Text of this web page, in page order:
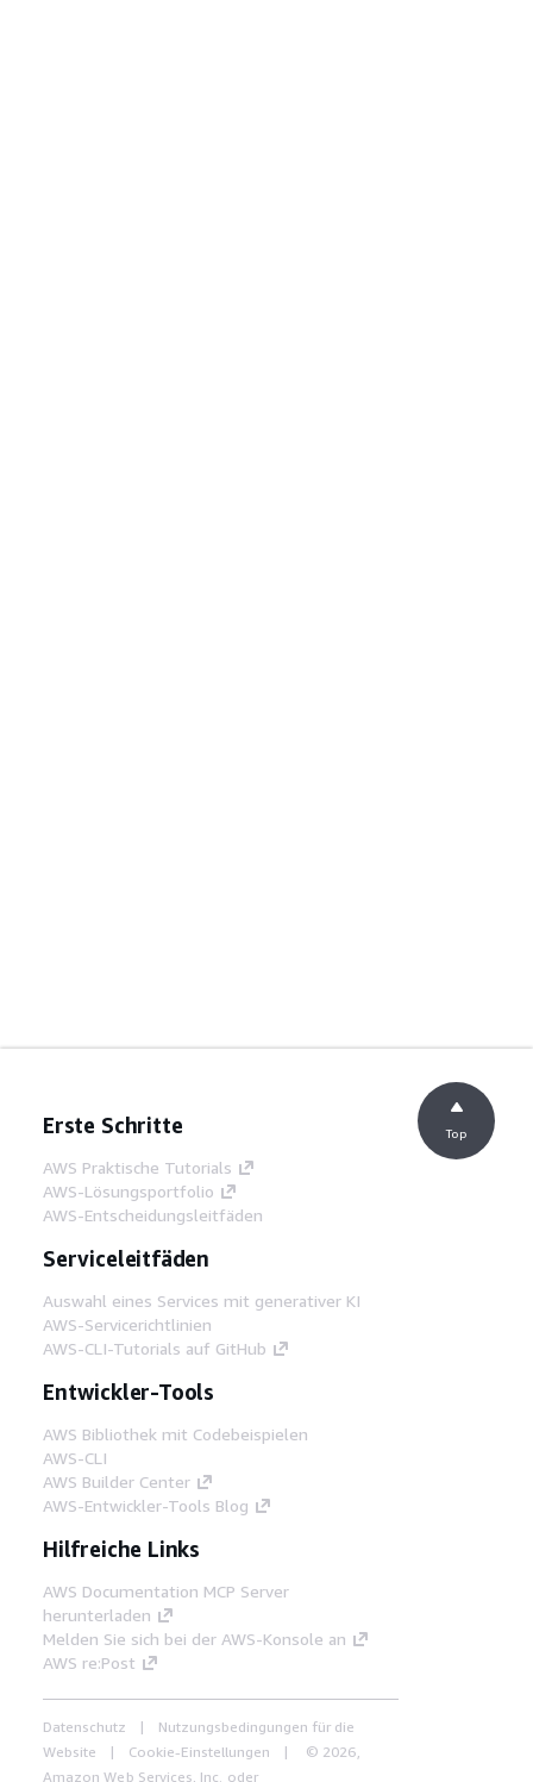
Erste Schritte
AWS Praktische Tutorials
AWS-Lösungsportfolio
AWS-Entscheidungsleitfäden
Serviceleitfäden
Auswahl eines Services mit generativer KI
AWS-Servicerichtlinien
AWS-CLI-Tutorials auf GitHub
Entwickler-Tools
AWS Bibliothek mit Codebeispielen
AWS-CLI
AWS Builder Center
AWS-Entwickler-Tools Blog
Hilfreiche Links
AWS Documentation MCP Server
herunterladen
Melden Sie sich bei der AWS-Konsole an
AWS re:Post
Datenschutz
Nutzungsbedingungen für die
Website
Cookie-Einstellungen
© 2026,
Amazon Web Services, Inc. oder
Top